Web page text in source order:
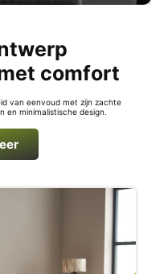
comfort
van eenvoud met zijn zachte
en minimalistische design.